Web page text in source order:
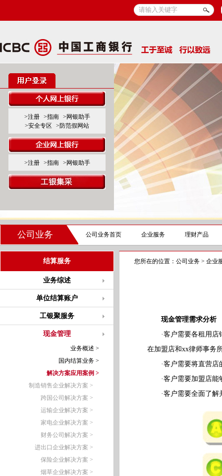
>注册 >指南
>网银助手
>安全专区
>防范假网站
>注册 >指南 >网银助手
公司业务 公司业务首页 企业服务 理财产品
结算服务
业务综述
单位结算账户
工银聚服务
现金管理
业务概述 >
国内结算业务 >
解决方案应用案例 >
制造销售企业解决方案 >
跨国公司解决方案 >
运输企业解决方案 >
家电企业解决方案 >
财务公司解决方案 >
进出口企业解决方案 >
保险企业解决方案 >
烟草企业解决方案 >
您所在的位置： 公司业务 > 企业
现金管理需求分析
·客户需要各租用店铺
在加盟店和xx律师事务
·客户需要将直营店
·客户需要加盟店能
·客户需要全面了解并